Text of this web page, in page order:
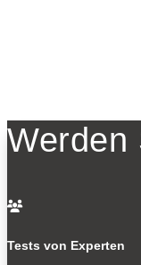
Werden

Tests von Experten